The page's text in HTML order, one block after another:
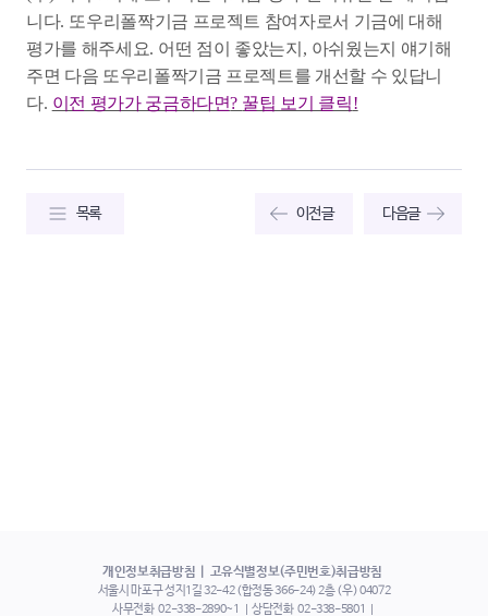
니다. 또우리폴짝기금 프로젝트 참여자로서 기금에 대해
평가를 해주세요. 어떤 점이 좋았는지 , 아쉬웠는지 얘기해
주면 다음 또우리폴짝기금 프로젝트를 개선할 수 있답니
다. 이전 평가가 궁금하다면? 꿀팁 보기 클릭!
목록 이전글 다음글
개인정보취급방침 고유식별정보(주민번호)취급방침
서울시 마포구 성지1길 32-42 (합정동 366-24) 2층 (우) 04072
사무전화 02-338-2890~1 상담전화 02-338-5801